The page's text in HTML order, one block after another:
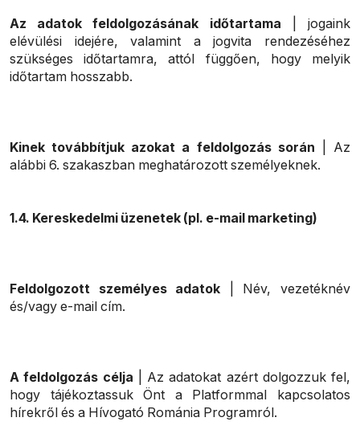
Az adatok feldolgozásának időtartama | jogaink
elévülési idejére, valamint a jogvita rendezéséhez
szükséges időtartamra, attól függően, hogy melyik
időtartam hosszabb.
Kinek továbbítjuk azokat a feldolgozás során | Az
alábbi 6. szakaszban meghatározott személyeknek.
1.4. Kereskedelmi üzenetek (pl. e-mail marketing)
Feldolgozott személyes adatok | Név, vezetéknév
és/vagy e-mail cím.
A feldolgozás célja | Az adatokat azért dolgozzuk fel,
hogy tájékoztassuk Önt a Platformmal kapcsolatos
hírekről és a Hívogató Románia Programról.